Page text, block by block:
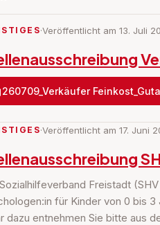
·Veröffentlicht am 13. Juli
260709_Verkäufer
·Veröffentlicht am 17. Juni
Freistadt
für Kinder von 0 bis 3
dazu entnehmen Sie bitte aus